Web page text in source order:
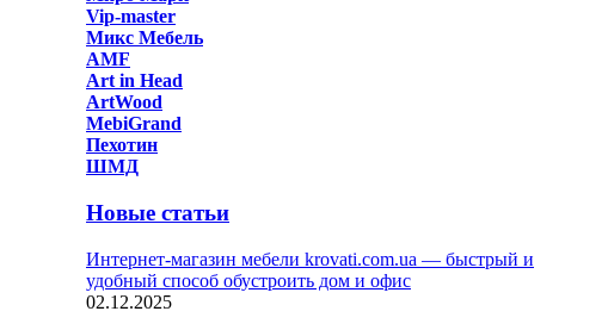
Vip-master
Микс Мебель
AMF
Art in Head
ArtWood
MebiGrand
Пехотин
ШМД
Новые статьи
Интернет-магазин мебели krovati.com.ua — быстрый и
удобный способ обустроить дом и офис
02.12.2025